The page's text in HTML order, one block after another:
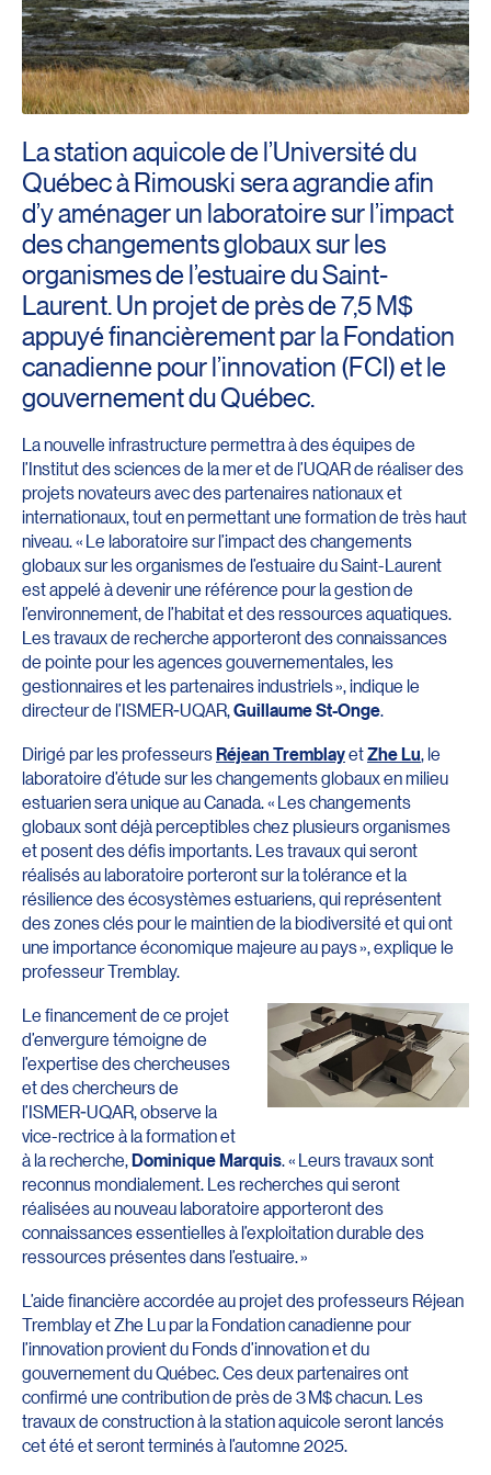
La station aquicole de l’Université du
Québec à Rimouski sera agrandie afin
d’y aménager un laboratoire sur l’impact
des changements globaux sur les
organismes de l’estuaire du Saint-
Laurent. Un projet de près de 7,5 M$
appuyé financièrement par la Fondation
canadienne pour l’innovation (FCI) et le
gouvernement du Québec.
La nouvelle infrastructure permettra à des équipes de
l’Institut des sciences de la mer et de l’UQAR de réaliser des
projets novateurs avec des partenaires nationaux et
internationaux, tout en permettant une formation de très haut
niveau. « Le laboratoire sur l’impact des changements
globaux sur les organismes de l’estuaire du Saint-Laurent
est appelé à devenir une référence pour la gestion de
l’environnement, de l’habitat et des ressources aquatiques.
Les travaux de recherche apporteront des connaissances
de pointe pour les agences gouvernementales, les
gestionnaires et les partenaires industriels », indique le
directeur de l’ISMER-UQAR,Guillaume St-Onge.
Dirigé par les professeursRéjean TremblayetZhe Lu, le
laboratoire d’étude sur les changements globaux en milieu
estuarien sera unique au Canada. « Les changements
globaux sont déjà perceptibles chez plusieurs organismes
et posent des défis importants. Les travaux qui seront
réalisés au laboratoire porteront sur la tolérance et la
résilience des écosystèmes estuariens, qui représentent
des zones clés pour le maintien de la biodiversité et qui ont
une importance économique majeure au pays », explique le
professeur Tremblay.
Le financement de ce projet
d’envergure témoigne de
l’expertise des chercheuses
et des chercheurs de
l’ISMER-UQAR, observe la
vice-rectrice à la formation et
à la recherche,Dominique Marquis. « Leurs travaux sont
reconnus mondialement. Les recherches qui seront
réalisées au nouveau laboratoire apporteront des
connaissances essentielles à l’exploitation durable des
ressources présentes dans l’estuaire. »
L’aide financière accordée au projet des professeurs Réjean
Tremblay et Zhe Lu par la Fondation canadienne pour
l’innovation provient du Fonds d’innovation et du
gouvernement du Québec. Ces deux partenaires ont
confirmé une contribution de près de 3 M$ chacun. Les
travaux de construction à la station aquicole seront lancés
cet été et seront terminés à l’automne 2025.